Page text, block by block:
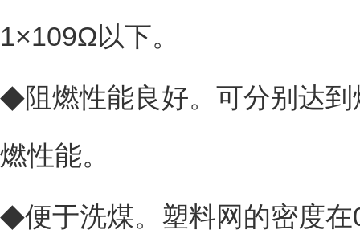
1×109Ω以下。
◆阻燃性能良好。可分别达
燃性能。
◆便于洗煤。塑料网的密度